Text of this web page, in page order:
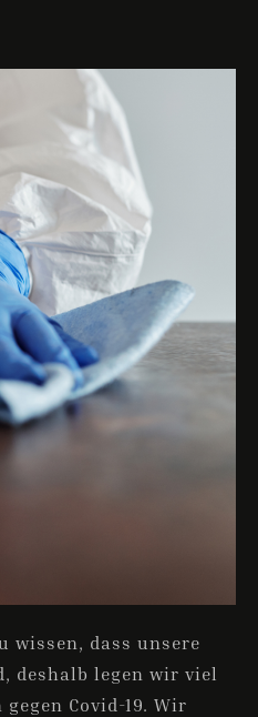
BUCHUNG
wissen, dass unsere
deshalb legen wir viel
Covid-19. Wir